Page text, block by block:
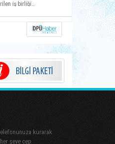
iş birliği
kurarak
şeye cep